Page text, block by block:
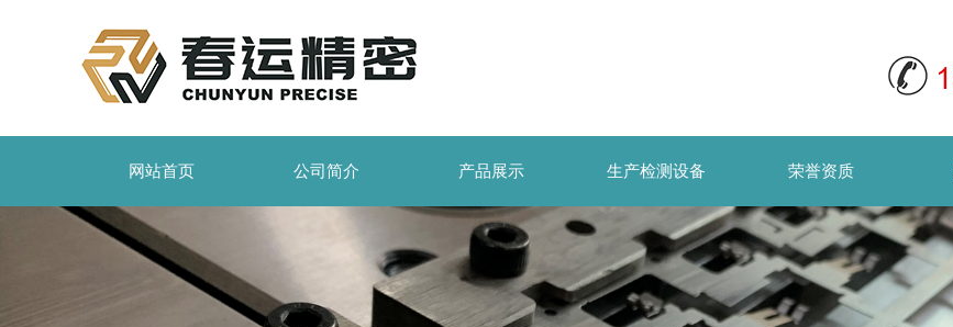
网站首页 公司简介 产品展示 生产检测设备 荣誉资质